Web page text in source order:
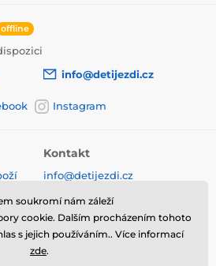
offline
info@detijezdi.cz
Instagram
Kontakt
info@detijezdi.cz
770 330 792 (Po-Pá 10-16 hod)
Instagram detijezdi.cz/
soukromí nám záleží
cookie. Dalším procházením tohoto
s jejich používáním.. Více informací
zde.